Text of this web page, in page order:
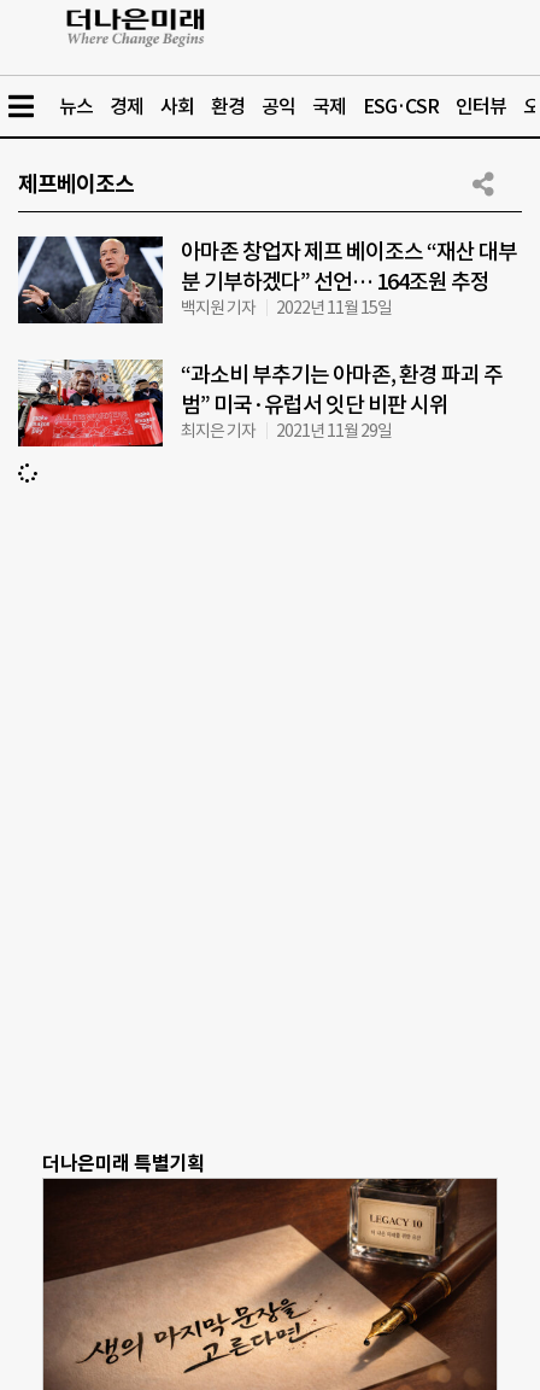
뉴스 경제 사회 환경 공익 국제 ESG·CSR 인터뷰
제프베이조스
아마존 창업자 제프 베이조스 “재산 대부
분 기부하겠다” 선언… 164조원 추정
백지원 기자 2022년 11월 15일
“과소비 부추기는 아마존, 환경 파괴 주
범” 미국·유럽서 잇단 비판 시위
최지은 기자 2021년 11월 29일
더나은미래 특별기획